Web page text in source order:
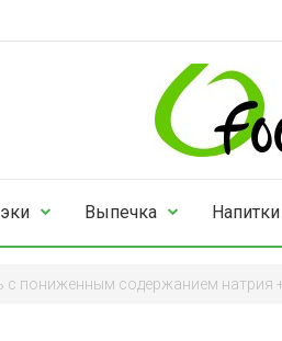
Выпечка Напитки
с пониженным содержанием натрия